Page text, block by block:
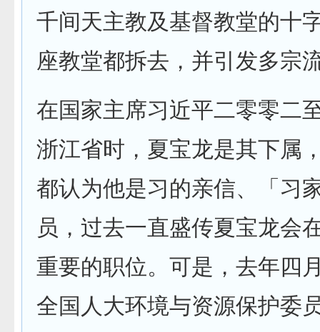
千间天主教及基督教堂的十
座教堂都拆去，并引发多宗
在国家主席习近平二零零二
浙江省时，夏宝龙是其下属
都认为他是习的亲信、「习
员，过去一直盛传夏宝龙会
重要的职位。可是，去年四
全国人大环境与资源保护委